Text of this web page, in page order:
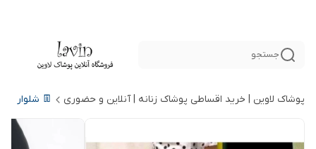
جستجو
پوشاک لاوین | خرید اقساطی پوشاک زنانه | آنلاین و حضوری 👖 شلوار